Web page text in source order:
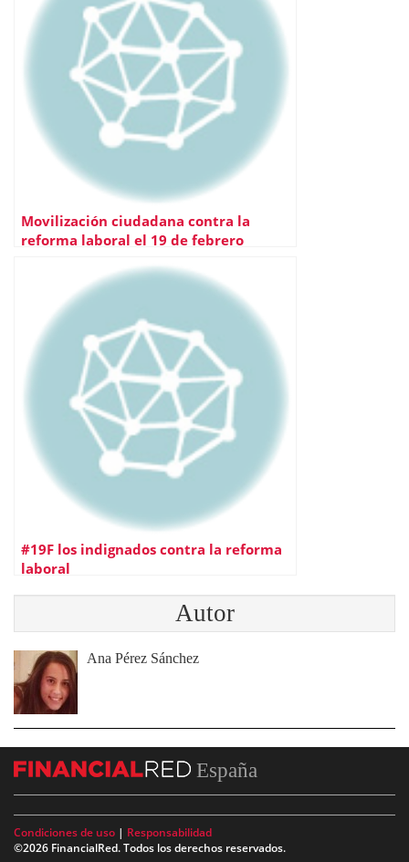
Movilización ciudadana contra la
reforma laboral el 19 de febrero
#19F los indignados contra la reforma
laboral
Autor
Ana Pérez Sánchez
España
Condiciones de uso | Responsabilidad
©2026 FinancialRed. Todos los derechos reservados.